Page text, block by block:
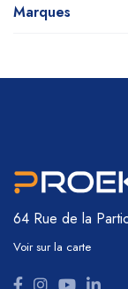
Marques
64 Rue de la
Voir sur la carte